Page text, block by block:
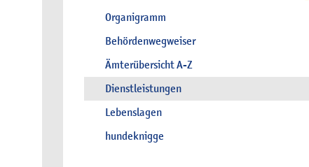
Organigramm
Behördenwegweiser
Ämterübersicht A-Z
Dienstleistungen
Lebenslagen
hundeknigge